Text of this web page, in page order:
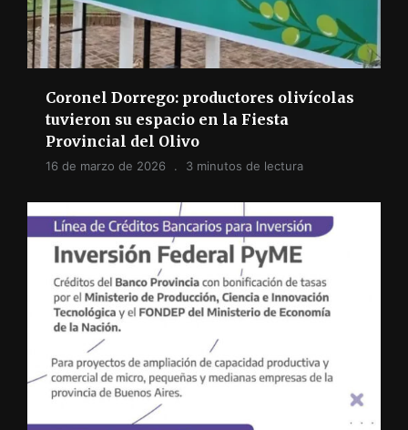
Coronel Dorrego: productores olivícolas
tuvieron su espacio en la Fiesta
Provincial del Olivo
16 de marzo de 2026 3 minutos de lectura